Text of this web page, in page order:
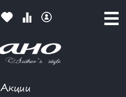
Акции